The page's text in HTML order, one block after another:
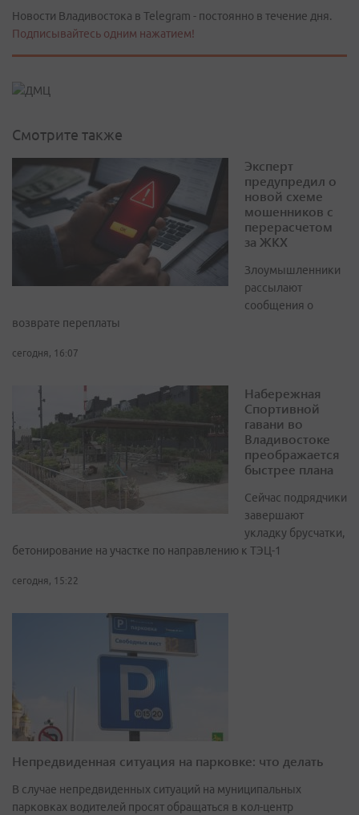
Новости Владивостока в Telegram - постоянно в течение дня.
Подписывайтесь одним нажатием!
Смотрите также
Эксперт
предупредил о
новой схеме
мошенников с
перерасчетом
за ЖКХ
Злоумышленники
рассылают
сообщения о
возврате переплаты
сегодня, 16:07
Набережная
Спортивной
гавани во
Владивостоке
преображается
быстрее плана
Сейчас подрядчики
завершают
укладку брусчатки,
бетонирование на участке по направлению к ТЭЦ-1
сегодня, 15:22
Непредвиденная ситуация на парковке: что делать
В случае непредвиденных ситуаций на муниципальных
парковках водителей просят обращаться в кол-центр